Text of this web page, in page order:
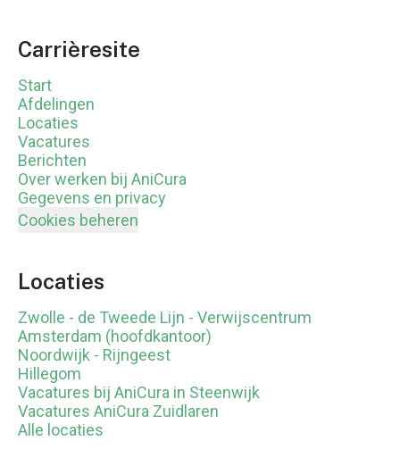
Carrièresite
Start
Afdelingen
Locaties
Vacatures
Berichten
Over werken bij AniCura
Gegevens en privacy
Cookies beheren
Locaties
Zwolle - de Tweede Lijn - Verwijscentrum
Amsterdam (hoofdkantoor)
Noordwijk - Rijngeest
Hillegom
Vacatures bij AniCura in Steenwijk
Vacatures AniCura Zuidlaren
Alle locaties